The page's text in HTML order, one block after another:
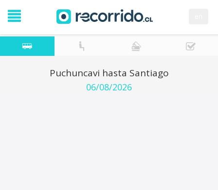
Puchuncavi hasta Santiago
06/08/2026